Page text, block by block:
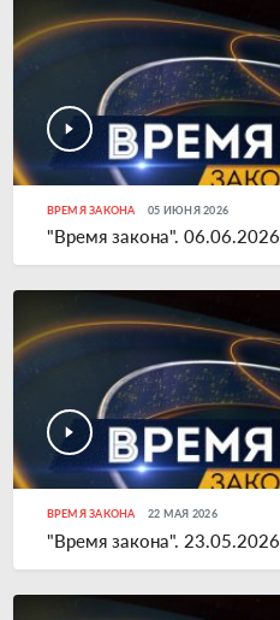
ВРЕМЯ ЗАКОНА 05 ИЮНЯ 2026
"Время закона". 06.06.2026
ВРЕМЯ ЗАКОНА 22 МАЯ 2026
"Время закона". 23.05.2026